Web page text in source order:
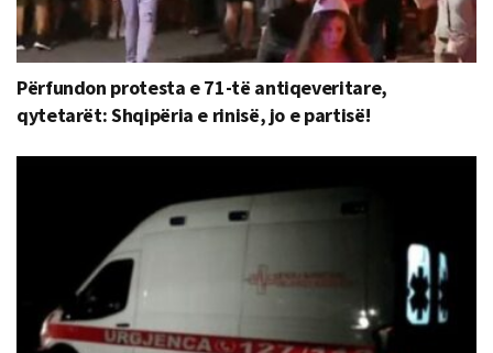
Përfundon protesta e 71-të antiqeveritare,
qytetarët: Shqipëria e rinisë, jo e partisë!